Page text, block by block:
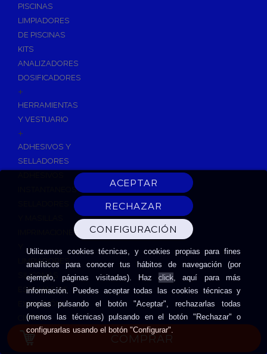
Utilizamos cookies técnicas, y cookies propias para fines
analíticos para conocer tus hábitos de navegación (por
ejemplo, páginas visitadas). Hazclick, aquí para más
información. Puedes aceptar todas las cookies técnicas y
propias pulsando el botón "Aceptar", rechazarlas todas
(menos las técnicas) pulsando en el botón "Rechazar" o
configurarlas usando el botón "Configurar".
PISCINAS
LIMPIADORES
DE PISCINAS
KITS
ANALIZADORES
DOSIFICADORES
+
HERRAMIENTAS
Y VESTUARIO
+
ADHESIVOS Y
SELLADORES
INSTANTANEOS
IMPRIMACIONES
LIMPIADORES
SILICONAS
ESPUMAS DE
EXPANSIÓN
CINTAS
ADHESIVAS
HERRAMIENTAS
COMPRAR